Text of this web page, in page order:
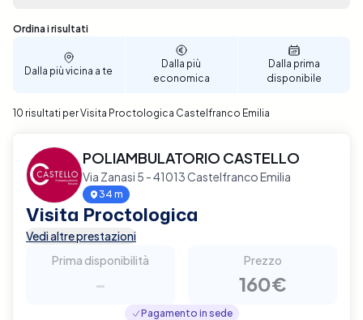
valutazione e trattamento delle tue condizioni
proctologiche a Castelfranco Emilia.
Sono stati trovati 10 risultati
Ordina i risultati
Dalla più vicina a te
Dalla più
economica
Dalla prima
disponibile
10 risultati per Visita Proctologica Castelfranco Emilia
POLIAMBULATORIO CASTELLO
Via Zanasi 5 - 41013 Castelfranco Emilia
34 m
Visita Proctologica
Vedi altre prestazioni
Prima disponibilità
-
Prezzo
160€
Pagamento in sede